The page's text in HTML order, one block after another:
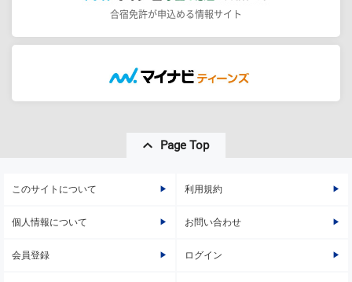
合宿免許が申込める情報サイト
Page Top
このサイトについて 利用規約
個人情報について お問い合わせ
会員登録 ログイン